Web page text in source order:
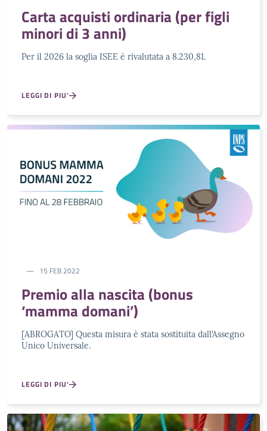
Carta acquisti ordinaria (per figli
minori di 3 anni)
Per il 2026 la soglia ISEE è rivalutata a 8.230,81.
LEGGI DI PIU'
15 FEB 2022
Premio alla nascita (bonus
‘mamma domani’)
[ABROGATO] Questa misura è stata sostituita dall’Assegno
Unico Universale.
LEGGI DI PIU'